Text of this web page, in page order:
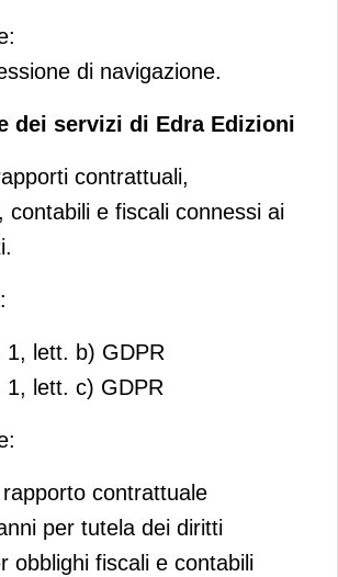
di navigazione.
dei servizi di Edra Edizioni
contrattuali,
contabili e fiscali connessi ai
1, lett. b) GDPR
1, lett. c) GDPR
contrattuale
per tutela dei diritti
obblighi fiscali e contabili